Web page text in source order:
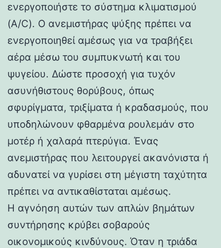
ενεργοποιήστε το σύστημα κλιματισμού
(A/C). Ο ανεμιστήρας ψύξης πρέπει να
ενεργοποιηθεί αμέσως για να τραβήξει
αέρα μέσω του συμπυκνωτή και του
ψυγείου. Δώστε προσοχή για τυχόν
ασυνήθιστους θορύβους, όπως
σφυρίγματα, τριξίματα ή κραδασμούς, που
υποδηλώνουν φθαρμένα ρουλεμάν στο
μοτέρ ή χαλαρά πτερύγια. Ένας
ανεμιστήρας που λειτουργεί ακανόνιστα ή
αδυνατεί να γυρίσει στη μέγιστη ταχύτητα
πρέπει να αντικαθίσταται αμέσως.
Η αγνόηση αυτών των απλών βημάτων
συντήρησης κρύβει σοβαρούς
οικονομικούς κινδύνους. Όταν η τριάδα